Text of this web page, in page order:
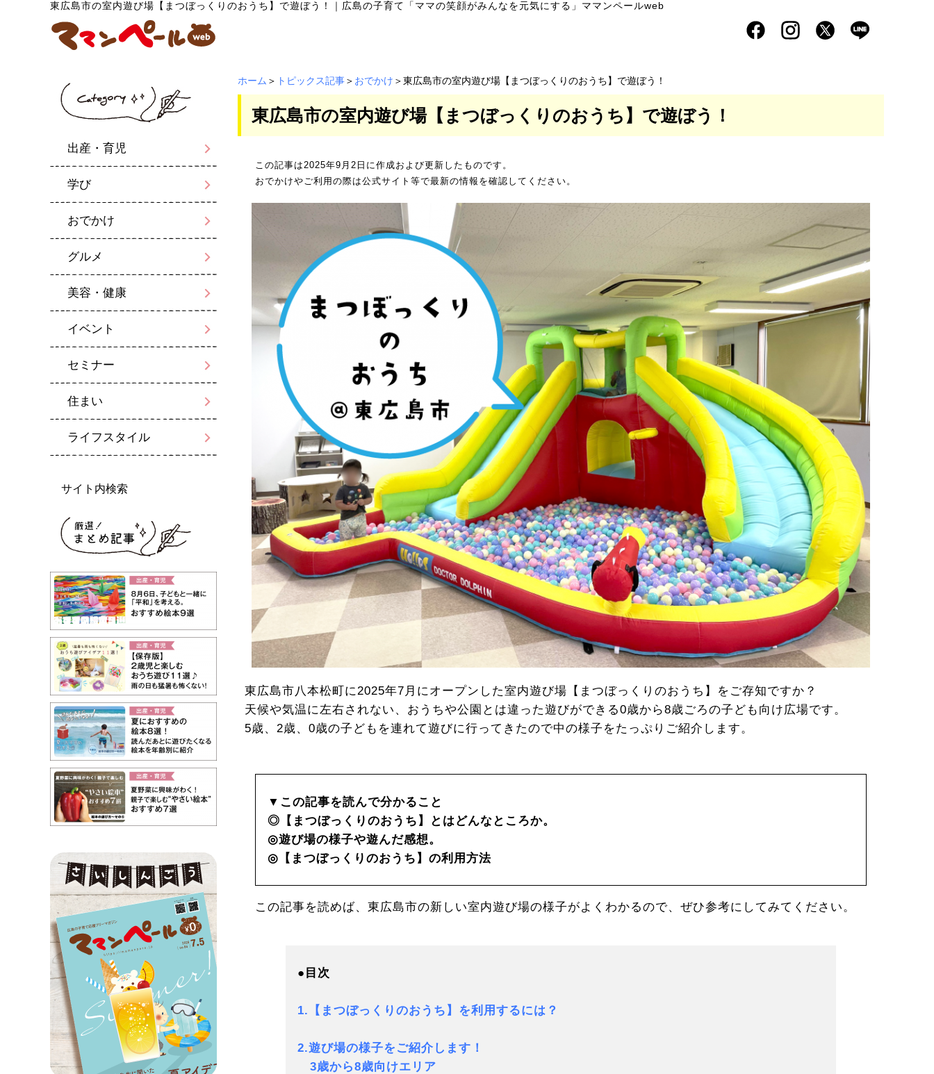
東広島市の室内遊び場【まつぼっくりのおうち】で遊ぼう！ ｜ 広島の子育て「ママの笑顔がみんなを元気にする」ママンペールweb
ホーム ＞ トピックス記事＞ おでかけ ＞東広島市の室内遊び場【まつぼっくりのおうち】で遊ぼう！
東広島市の室内遊び場【まつぼっくりのおうち】で遊ぼう！
この記事は2025年9月2日に作成および更新したものです。
おでかけやご利用の際は公式サイト等で最新の情報を確認してください。
東広島市八本松町に2025年7月にオープンした室内遊び場【まつぼっくりのおうち】をご存知ですか？
天候や気温に左右されない、おうちや公園とは違った遊びができる0歳から8歳ごろの子ども向け広場です。
5歳、2歳、0歳の子どもを連れて遊びに行ってきたので中の様子をたっぷりご紹介します。
▼この記事を読んで分かること
◎【まつぼっくりのおうち】とはどんなところか。
◎遊び場の様子や遊んだ感想。
◎【まつぼっくりのおうち】の利用方法
この記事を読めば、東広島市の新しい室内遊び場の様子がよくわかるので、ぜひ参考にしてみてください。
●目次
1.【まつぼっくりのおうち】を利用するには？
2.遊び場の様子をご紹介します！
3歳から8歳向けエリア
出産・育児
学び
おでかけ
グルメ
美容・健康
イベント
セミナー
住まい
ライフスタイル
サイト内検索